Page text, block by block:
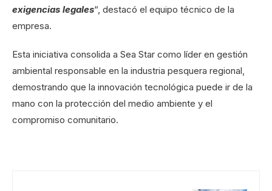
exigencias legales“, destacó el equipo técnico de la
empresa.
Esta iniciativa consolida a Sea Star como líder en gestión
ambiental responsable en la industria pesquera regional,
demostrando que la innovación tecnológica puede ir de la
mano con la protección del medio ambiente y el
compromiso comunitario.